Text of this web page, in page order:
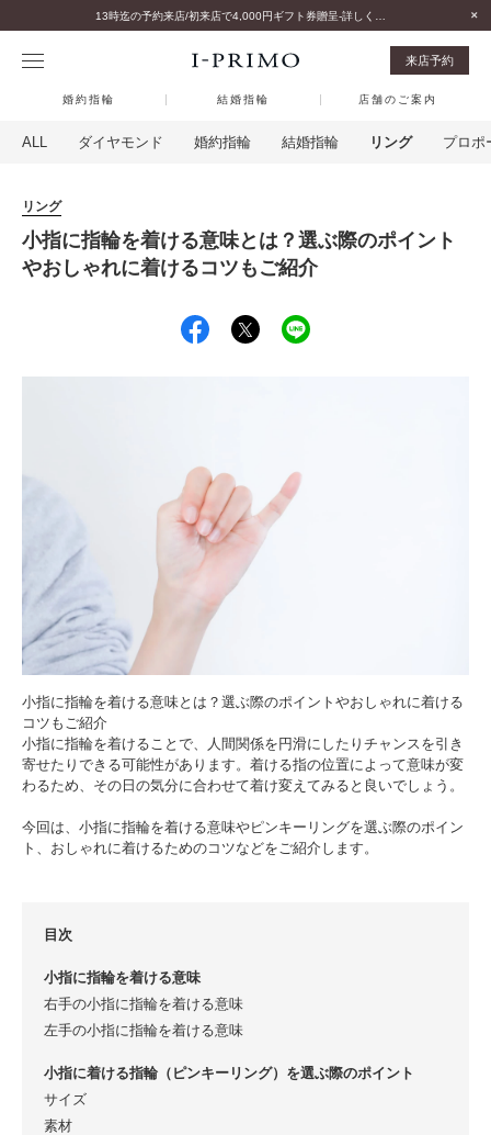
来店予約
婚約指輪 結婚指輪 店舗のご案内
ALL ダイヤモンド 婚約指輪 結婚指輪 リング プロポ
リング
小指に指輪を着ける意味とは？選ぶ際のポイント
やおしゃれに着けるコツもご紹介
小指に指輪を着ける意味とは？選ぶ際のポイントやおしゃれに着ける
コツもご紹介
小指に指輪を着けることで、人間関係を円滑にしたりチャンスを引き
寄せたりできる可能性があります。着ける指の位置によって意味が変
わるため、その日の気分に合わせて着け変えてみると良いでしょう。
今回は、小指に指輪を着ける意味やピンキーリングを選ぶ際のポイン
ト、おしゃれに着けるためのコツなどをご紹介します。
目次
小指に指輪を着ける意味
右手の小指に指輪を着ける意味
左手の小指に指輪を着ける意味
小指に着ける指輪（ピンキーリング）を選ぶ際のポイント
サイズ
素材